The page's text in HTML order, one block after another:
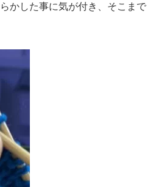
かした事に気が付き、そこまで